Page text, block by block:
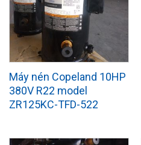
Máy nén Copeland 10HP
380V R22 model
ZR125KC-TFD-522